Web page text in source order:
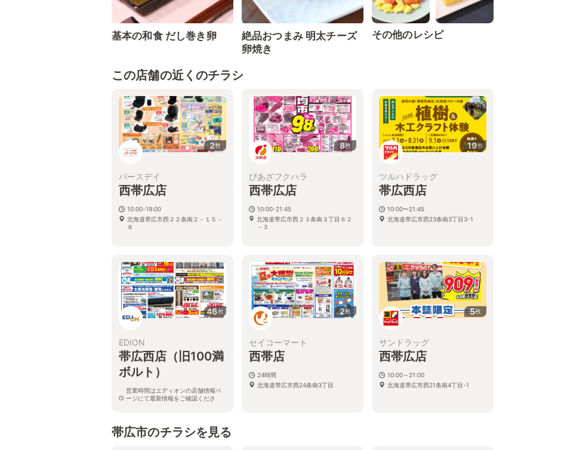
基本の和食 だし巻き卵
絶品おつまみ 明太チーズ
卵焼き
その他のレシピ
この店舗の近くのチラシ
2枚
バースデイ
西帯広店
10:00-19:00
北海道帯広市西２２条南２－１５－
８
8枚
ぴあざフクハラ
西帯広店
10:00-21:45
北海道帯広市西２３条南３丁目６２
－３
19枚
ツルハドラッグ
帯広西店
10:00〜21:45
北海道帯広市西23条南3丁目3-1
46枚
EDION
帯広西店（旧100満
ボルト）
営業時間はエディオンの店舗情報ペ
ージにて最新情報をご確認くださ
い。
2枚
セイコーマート
西帯店
24時間
北海道帯広市西24条南3丁目
5枚
サンドラッグ
西帯広店
10:00～21:00
北海道帯広市西21条南4丁目-1
帯広市のチラシを見る